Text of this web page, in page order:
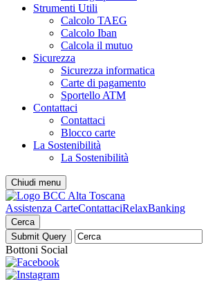
Strumenti Utili
Calcolo TAEG
Calcolo Iban
Calcola il mutuo
Sicurezza
Sicurezza informatica
Carte di pagamento
Sportello ATM
Contattaci
Contattaci
Blocco carte
La Sostenibilità
La Sostenibilità
Chiudi menu
Assistenza CarteContattaciRelaxBanking
Cerca
Bottoni Social